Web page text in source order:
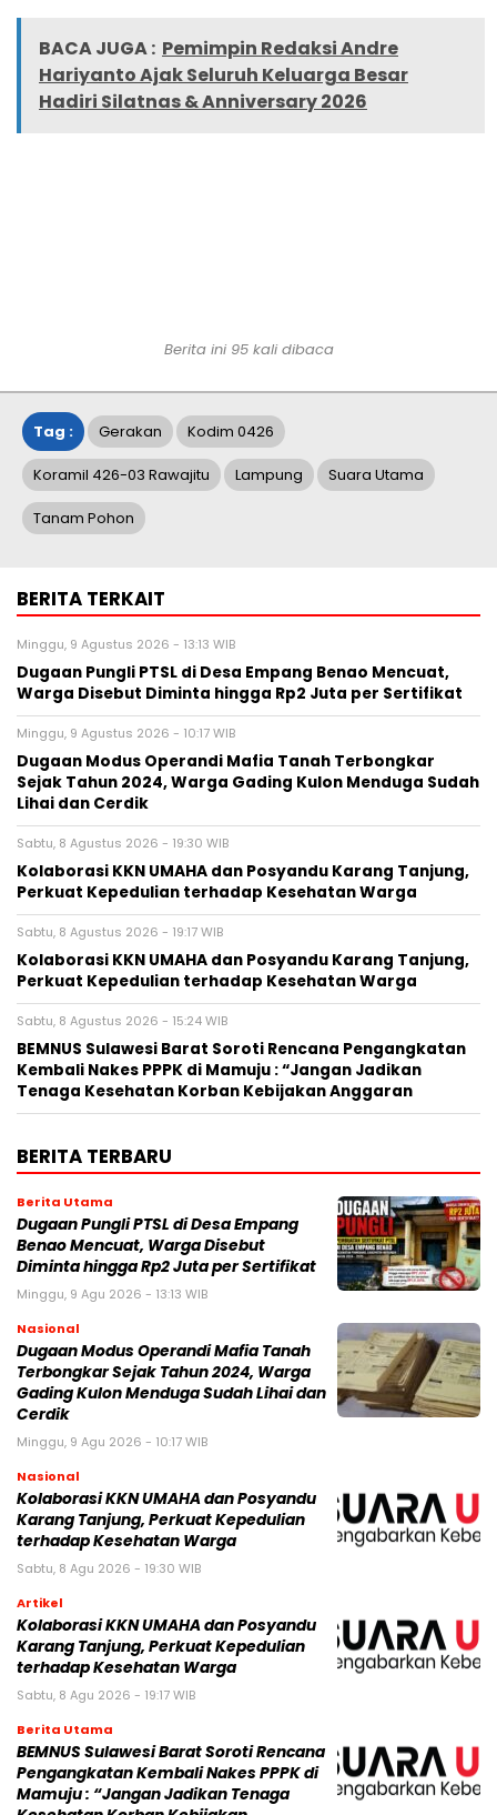
BACA JUGA : Pemimpin Redaksi Andre
Hariyanto Ajak Seluruh Keluarga Besar
Hadiri Silatnas & Anniversary 2026
Berita ini 95kali dibaca
Tag : Gerakan Kodim 0426
Koramil 426-03 Rawajitu Lampung Suara Utama
Tanam Pohon
BERITA TERKAIT
Minggu, 9 Agustus 2026 - 13:13 WIB
Dugaan Pungli PTSL di Desa Empang Benao Mencuat,
Warga Disebut Diminta hingga Rp2 Juta per Sertifikat
Minggu, 9 Agustus 2026 - 10:17 WIB
Dugaan Modus Operandi Mafia Tanah Terbongkar
Sejak Tahun 2024, Warga Gading Kulon Menduga Sudah
Lihai dan Cerdik
Sabtu, 8 Agustus 2026 - 19:30 WIB
Kolaborasi KKN UMAHA dan Posyandu Karang Tanjung,
Perkuat Kepedulian terhadap Kesehatan Warga
Sabtu, 8 Agustus 2026 - 19:17 WIB
Kolaborasi KKN UMAHA dan Posyandu Karang Tanjung,
Perkuat Kepedulian terhadap Kesehatan Warga
Sabtu, 8 Agustus 2026 - 15:24 WIB
BEMNUS Sulawesi Barat Soroti Rencana Pengangkatan
Kembali Nakes PPPK di Mamuju : “Jangan Jadikan
Tenaga Kesehatan Korban Kebijakan Anggaran
BERITA TERBARU
Berita Utama
Dugaan Pungli PTSL di Desa Empang
Benao Mencuat, Warga Disebut
Diminta hingga Rp2 Juta per Sertifikat
Minggu, 9 Agu 2026 - 13:13 WIB
Nasional
Dugaan Modus Operandi Mafia Tanah
Terbongkar Sejak Tahun 2024, Warga
Gading Kulon Menduga Sudah Lihai dan
Cerdik
Minggu, 9 Agu 2026 - 10:17 WIB
Nasional
Kolaborasi KKN UMAHA dan Posyandu
Karang Tanjung, Perkuat Kepedulian
terhadap Kesehatan Warga
Sabtu, 8 Agu 2026 - 19:30 WIB
Artikel
Kolaborasi KKN UMAHA dan Posyandu
Karang Tanjung, Perkuat Kepedulian
terhadap Kesehatan Warga
Sabtu, 8 Agu 2026 - 19:17 WIB
Berita Utama
BEMNUS Sulawesi Barat Soroti Rencana
Pengangkatan Kembali Nakes PPPK di
Mamuju : “Jangan Jadikan Tenaga